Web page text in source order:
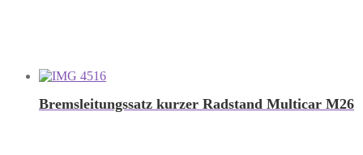
Bremsleitungssatz kurzer Radstand Multicar M26